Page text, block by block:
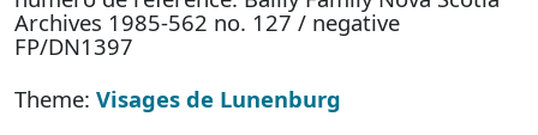
Archives 1985-562 no. 127 / negative
FP/DN1397
Theme: Visages de Lunenburg